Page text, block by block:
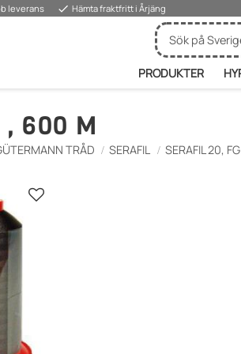
leverans done Hämta fraktfritt i Årjäng
PRODUKTER
, 600 M
TRÅD SERAFIL SERAFIL 20,
Lägg till i favoriter